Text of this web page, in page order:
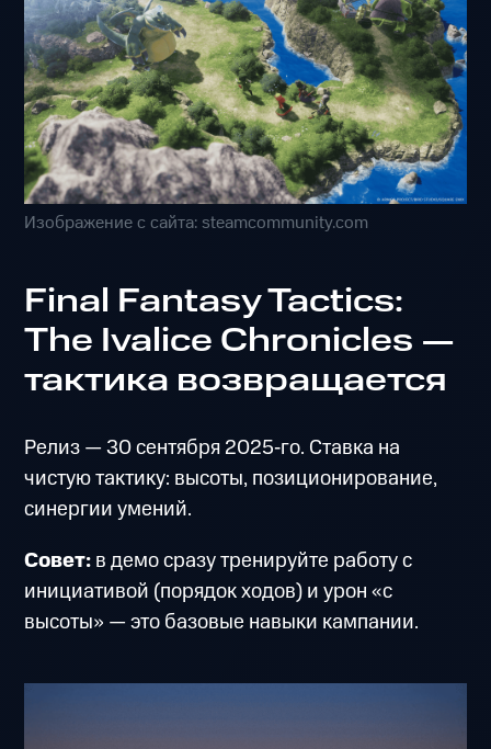
Изображение с сайта: steamcommunity.com
Final Fantasy Tactics:
The Ivalice Chronicles —
тактика возвращается
Релиз — 30 сентября 2025‑го. Ставка на
чистую тактику: высоты, позиционирование,
синергии умений.
Совет:в демо сразу тренируйте работу с
инициативой (порядок ходов) и урон «с
высоты» — это базовые навыки кампании.